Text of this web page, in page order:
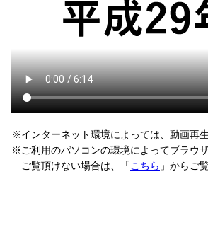
※インターネット環境によっては、動画再
※ご利用のパソコンの環境によってブラウ
ご覧頂けない場合は、「 こちら 」からご